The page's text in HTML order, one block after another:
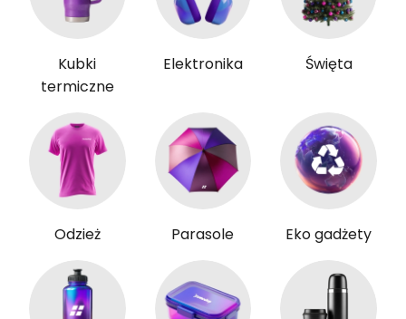
Kubki
termiczne
Elektronika Święta
Odzież Parasole Eko gadżety